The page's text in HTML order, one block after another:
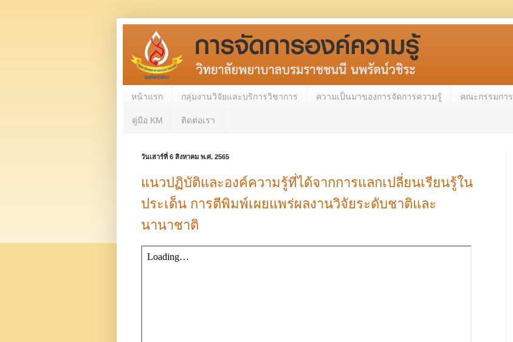
หน้าแรก กลุ่มงานวิจัยและบริการวิชาการ ความเป็นมาของการจัดการความรู้ คณะกรรมการ
คู่มือ KM ติดต่อเรา
วันเสาร์ที่ 6 สิงหาคม พ.ศ. 2565
แนวปฏิบัติและองค์ความรู้ที่ได้จากการแลกเปลี่ยนเรียนรู้ใน
ประเด็น การตีพิมพ์เผยแพร่ผลงานวิจัยระดับชาติและ
นานาชาติ